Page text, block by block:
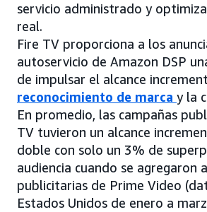
servicio administrado y
real.
Fire TV proporciona a los
autoservicio de Amazon DSP
de impulsar el alcance
reconocimiento de marca y la
En promedio, las campañas
TV tuvieron un alcance
doble con solo un 3% de
audiencia cuando se agregaron
publicitarias de Prime Video
Estados Unidos de enero a